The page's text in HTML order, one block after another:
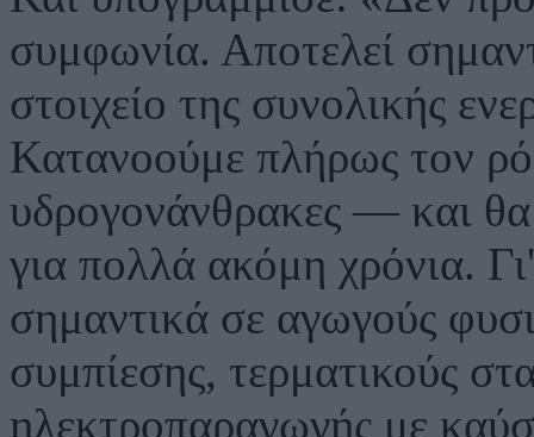
συμφωνία. Αποτελεί
στοιχείο της συνολικής
Κατανοούμε πλήρως τον
υδρογονάνθρακες — και θα
για πολλά ακόμη χρόνια.
σημαντικά σε αγωγούς
συμπίεσης, τερματικούς
ηλεκτροπαραγωγής με